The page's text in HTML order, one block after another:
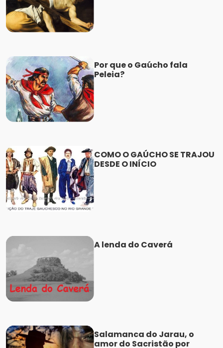
Por que o Gaúcho fala
Peleia?
COMO O GAÚCHO SE TRAJOU
DESDE O INÍCIO
A lenda do Caverá
Salamanca do Jarau, o
amor do Sacristão por